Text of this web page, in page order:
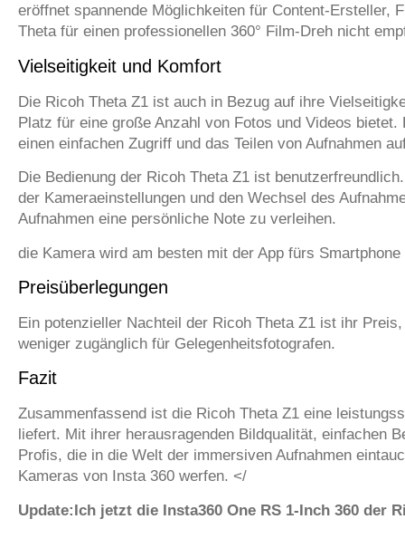
eröffnet spannende Möglichkeiten für Content-Ersteller,
Theta für einen professionellen 360° Film-Dreh nicht
Vielseitigkeit und Komfort
Die Ricoh Theta Z1 ist auch in Bezug auf ihre
Platz für eine große Anzahl von Fotos und Videos
einen einfachen Zugriff und das Teilen von Aufnahmen
Die Bedienung der Ricoh Theta Z1 ist
der Kameraeinstellungen und den Wechsel des
Aufnahmen eine persönliche Note zu verleihen.
die Kamera wird am besten mit der App fürs
Preisüberlegungen
Ein potenzieller Nachteil der Ricoh Theta Z1 ist ihr
weniger zugänglich für Gelegenheitsfotografen.
Fazit
Zusammenfassend ist die Ricoh Theta Z1 eine
liefert. Mit ihrer herausragenden Bildqualität, einfachen
Profis, die in die Welt der immersiven Aufnahmen
Kameras von Insta 360 werfen. </
Update:Ich jetzt die Insta360 One RS 1-Inch 360 der